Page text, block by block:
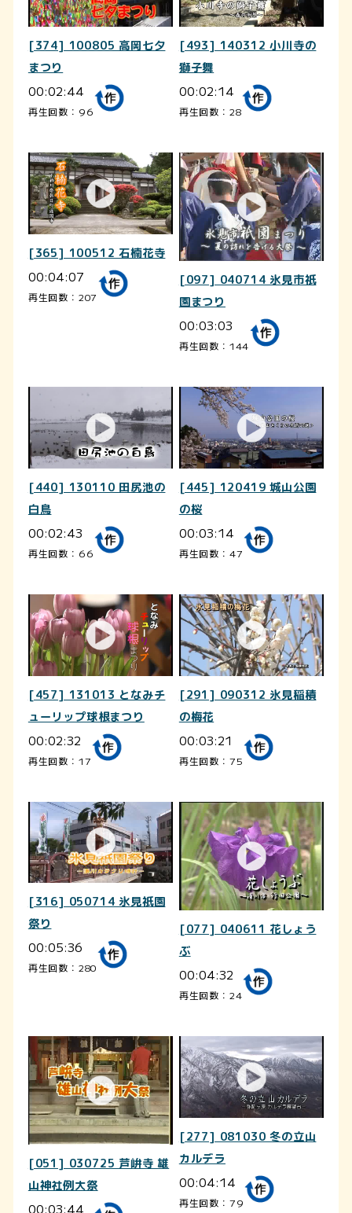
[374] 100805 高岡七夕
まつり
00:02:44
再生回数：96
[493] 140312 小川寺の
獅子舞
00:02:14
再生回数：28
[365] 100512 石楠花寺
00:04:07
再生回数：207
[097] 040714 氷見市祇
園まつり
00:03:03
再生回数：144
[440] 130110 田尻池の
白鳥
00:02:43
再生回数：66
[445] 120419 城山公園
の桜
00:03:14
再生回数：47
[457] 131013 となみチ
ューリップ球根まつり
00:02:32
再生回数：17
[291] 090312 氷見稲積
の梅花
00:03:21
再生回数：75
[316] 050714 氷見祇園
祭り
00:05:36
再生回数：280
[077] 040611 花しょう
ぶ
00:04:32
再生回数：24
[051] 030725 芦峅寺 雄
山神社例大祭
00:03:44
[277] 081030 冬の立山
カルデラ
00:04:14
再生回数：79